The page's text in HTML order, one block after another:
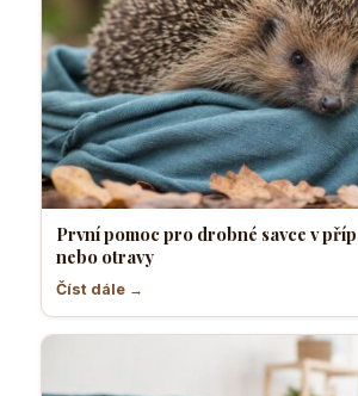
První pomoc pro drobné savce v
nebo otravy
Číst dále →